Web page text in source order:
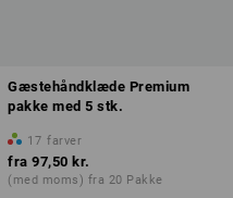
Gæstehåndklæde Premium
pakke med 5 stk.
17 farver
fra 97,50 kr.
(med moms) fra 20 Pakke